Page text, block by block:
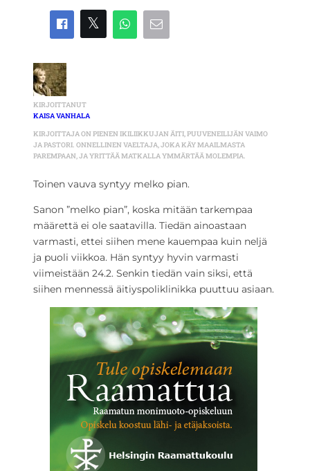
KIRJOITTANUT
KAISA VANHALA
KIRJOITTAJA ON PIENEN IKILIIKKUJAN ÄITI, PUUVENEILIJÄN VAIMO
JA PASTORI. ONNELLINEN VAELTAJA, JOKA KÄY MAAILMASTA
PAREMPAAN, JA YRITTÄÄ MATKALLA YMMÄRTÄÄ MOLEMPIA.
Toinen vauva syntyy melko pian.
Sanon ”melko pian”, koska mitään tarkempaa
määrettä ei ole saatavilla. Tiedän ainoastaan
varmasti, ettei siihen mene kauempaa kuin neljä
ja puoli viikkoa. Hän syntyy hyvin varmasti
viimeistään 24.2. Senkin tiedän vain siksi, että
siihen mennessä äitiyspoliklinikka puuttuu asiaan.